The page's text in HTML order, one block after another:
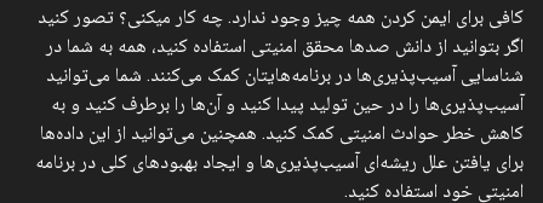
کافی برای ایمن کردن همه چیز وجود ندارد. چه کار میکنی؟ تصور کنید
اگر بتوانید از دانش صدها محقق امنیتی استفاده کنید، همه به شما در
شناسایی آسیب‌پذیری‌ها در برنامه‌هایتان کمک می‌کنند. شما می‌توانید
آسیب‌پذیری‌ها را در حین تولید پیدا کنید و آن‌ها را برطرف کنید و به
کاهش خطر حوادث امنیتی کمک کنید. همچنین می‌توانید از این داده‌ها
برای یافتن علل ریشه‌ای آسیب‌پذیری‌ها و ایجاد بهبودهای کلی در برنامه
امنیتی خود استفاده کنید.